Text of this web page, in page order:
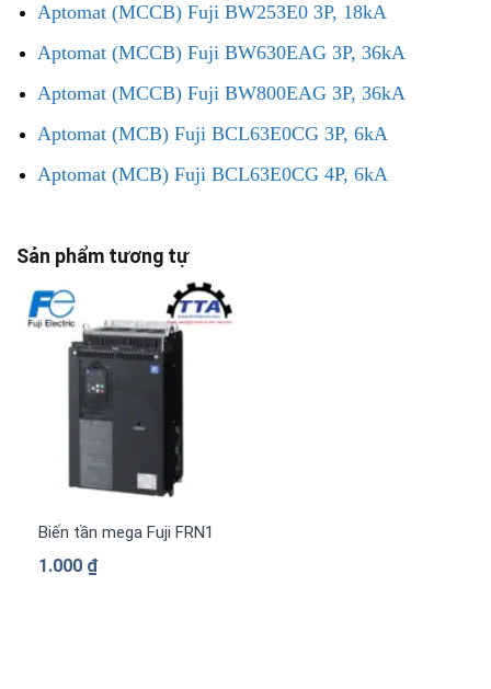
Aptomat (MCCB) Fuji BW253E0 3P, 18kA
Aptomat (MCCB) Fuji BW630EAG 3P, 36kA
Aptomat (MCCB) Fuji BW800EAG 3P, 36kA
Aptomat (MCB) Fuji BCL63E0CG 3P, 6kA
Aptomat (MCB) Fuji BCL63E0CG 4P, 6kA
Sản phẩm tương tự
Biến tần mega Fuji FRN1480G2S-4G 3 pha 380 V
1.000 ₫